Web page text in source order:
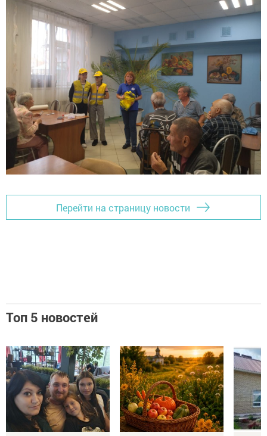
Перейти на страницу новости
Топ 5 новостей